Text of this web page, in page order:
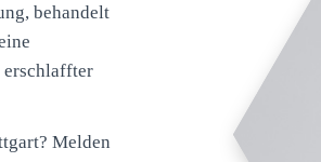
behandelt
erschlaffter
Melden